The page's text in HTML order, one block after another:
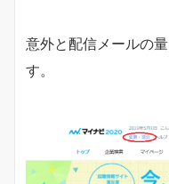
意外と配信メールの
す。